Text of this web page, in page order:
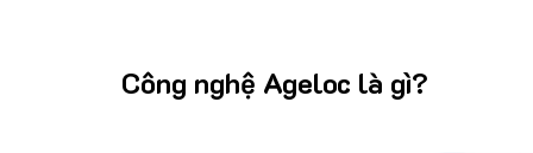
Công nghệ Ageloc là gì?